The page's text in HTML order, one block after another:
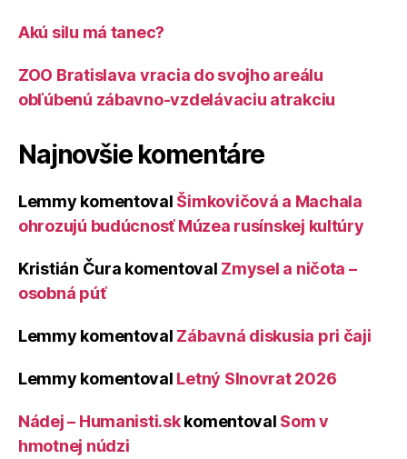
Akú silu má tanec?
ZOO Bratislava vracia do svojho areálu
obľúbenú zábavno-vzdelávaciu atrakciu
Najnovšie komentáre
Lemmy komentoval Šimkovičová a Machala
ohrozujú budúcnosť Múzea rusínskej kultúry
Kristián Čura komentoval Zmysel a ničota –
osobná púť
Lemmy komentoval Zábavná diskusia pri čaji
Lemmy komentoval Letný Slnovrat 2026
Nádej – Humanisti.skkomentoval Som v
hmotnej núdzi